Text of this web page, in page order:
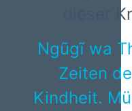
dieser
Ngũgĩ wa
Zeiten
Kindheit.